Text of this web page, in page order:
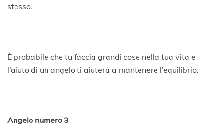
stesso.
È probabile che tu faccia grandi cose nella tua vita e
l’aiuto di un angelo ti aiuterà a mantenere l’equilibrio.
Angelo numero 3